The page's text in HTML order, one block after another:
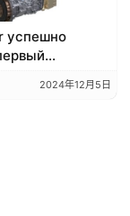
успешно
аудит для
E-Mark
2024年12月5日